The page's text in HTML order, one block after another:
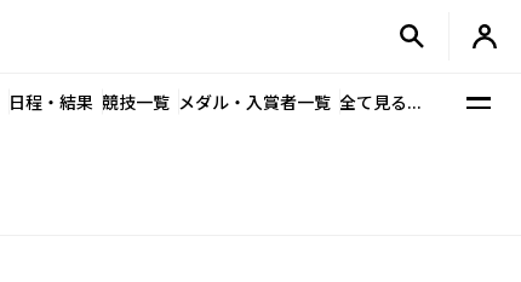
日程・結果 競技一覧 メダル・入賞者一覧 全て見る...